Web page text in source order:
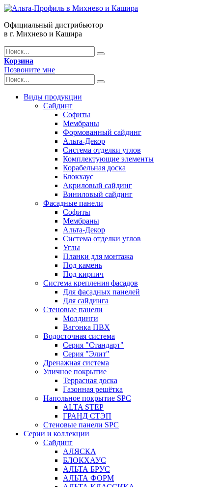
Официальный дистрибьютор
в г. Михнево и Кашира
Корзина
Позвоните мне
Виды продукции
Сайдинг
Софиты
Мембраны
Формованный сайдинг
Альта-Декор
Система отделки углов
Комплектующие элементы
Корабельная доска
Блокхаус
Акриловый сайдинг
Виниловый сайдинг
Фасадные панели
Софиты
Мембраны
Альта-Декор
Система отделки углов
Углы
Планки для монтажа
Под камень
Под кирпич
Система крепления фасадов
Для фасадных панелей
Для сайдинга
Стеновые панели
Молдинги
Вагонка ПВХ
Водосточная система
Серия "Стандарт"
Серия "Элит"
Дренажная система
Уличное покрытие
Террасная доска
Газонная решётка
Напольное покрытие SPC
ALTA STEP
ГРАНД СТЭП
Стеновые панели SPC
Серии и коллекции
Сайдинг
АЛЯСКА
БЛОКХАУС
АЛЬТА БРУС
АЛЬТА ФОРМ